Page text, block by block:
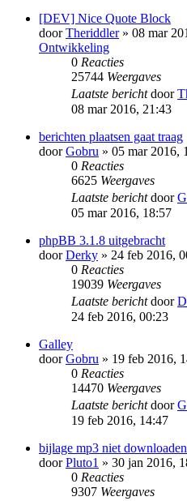
[DEV] Nice Quote Block
doorTheriddler» 08 mar
Ontwikkeling
0 Reacties
25744 Weergaves
Laatste berichtdoor
08 mar 2016, 21:43
berichten plaatsen gaat traag
doorGobru » 05 mar 2016,
0 Reacties
6625 Weergaves
Laatste berichtdoor
05 mar 2016, 18:57
phpBB 3.1.8 uitgebracht
doorDerky » 24 feb 2016,
0 Reacties
19039 Weergaves
Laatste berichtdoor
24 feb 2016, 00:23
Galley
doorGobru » 19 feb 2016,
0 Reacties
14470 Weergaves
Laatste berichtdoor
19 feb 2016, 14:47
bijlage mp3 niet
doorPluto1 » 30 jan 2016,
0 Reacties
9307 Weergaves